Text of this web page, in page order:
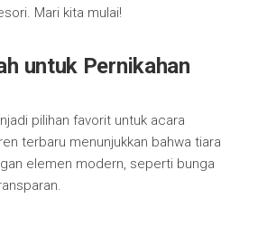
Mari kita mulai!
untuk Pernikahan
pilihan favorit untuk acara
terbaru menunjukkan bahwa tiara
elemen modern, seperti bunga